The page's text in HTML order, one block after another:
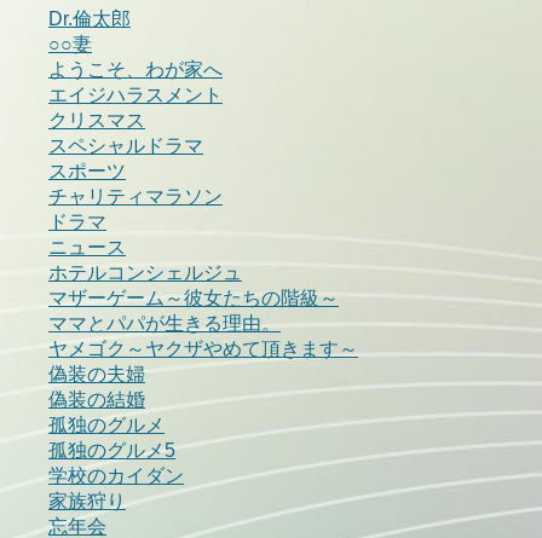
Dr.倫太郎
○○妻
ようこそ、わが家へ
エイジハラスメント
クリスマス
スペシャルドラマ
スポーツ
チャリティマラソン
ドラマ
ニュース
ホテルコンシェルジュ
マザーゲーム～彼女たちの階級～
ママとパパが生きる理由。
ヤメゴク～ヤクザやめて頂きます～
偽装の夫婦
偽装の結婚
孤独のグルメ
孤独のグルメ5
学校のカイダン
家族狩り
忘年会